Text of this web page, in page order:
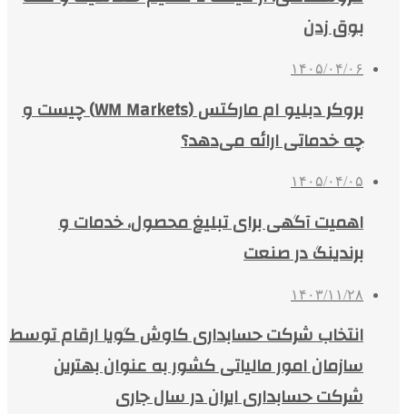
بوق زدن
۱۴۰۵/۰۴/۰۶
بروکر دبلیو ام مارکتس (WM Markets) چیست و
چه خدماتی ارائه می‌دهد؟
۱۴۰۵/۰۴/۰۵
اهمیت آگهی برای تبلیغ محصول، خدمات و
برندینگ در صنعت
۱۴۰۳/۱۱/۲۸
انتخاب شرکت حسابداری کاوش گویا ارقام توسط
سازمان امور مالیاتی کشور به عنوان بهترین
شرکت حسابداری ایران در سال جاری